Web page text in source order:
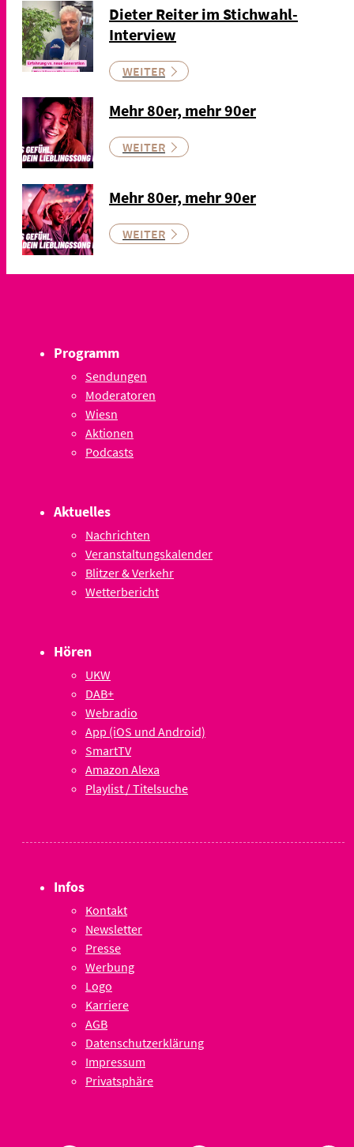
Dieter Reiter im Stichwahl-
Interview
WEITER
Mehr 80er, mehr 90er
WEITER
Mehr 80er, mehr 90er
WEITER
Programm
Sendungen
Moderatoren
Wiesn
Aktionen
Podcasts
Aktuelles
Nachrichten
Veranstaltungskalender
Blitzer & Verkehr
Wetterbericht
Hören
UKW
DAB+
Webradio
App (iOS und Android)
SmartTV
Amazon Alexa
Playlist / Titelsuche
Infos
Kontakt
Newsletter
Presse
Werbung
Logo
Karriere
AGB
Datenschutzerklärung
Impressum
Privatsphäre